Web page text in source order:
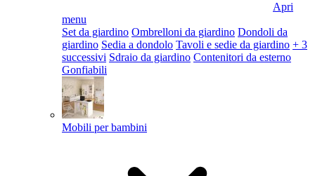
Apri
menu
Set da giardino Ombrelloni da giardino Dondoli da
giardino Sedia a dondolo Tavoli e sedie da giardino + 3
successivi Sdraio da giardino Contenitori da esterno
Gonfiabili
Mobili per bambini